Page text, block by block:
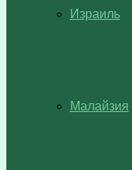
Израиль
Малайзия